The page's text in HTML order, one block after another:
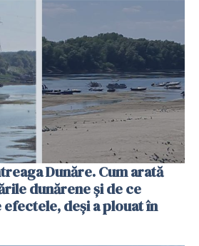
Dunăre. Cum arată
dunărene și de ce
deși a plouat în